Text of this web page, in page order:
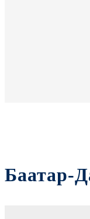
Баатар-